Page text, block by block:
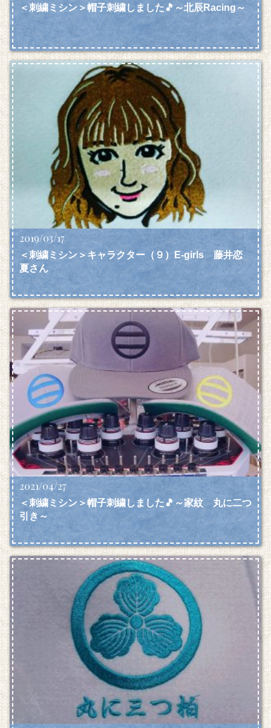
＜刺繍ミシン＞帽子刺繍しました🎵～北辰Racing～
2019/03/17
＜刺繍ミシン＞キャラクター（９）E-girls 藤井恋
夏さん
2021/04/27
＜刺繍ミシン＞帽子刺繍しました🎵～家紋 丸に二つ
引き～